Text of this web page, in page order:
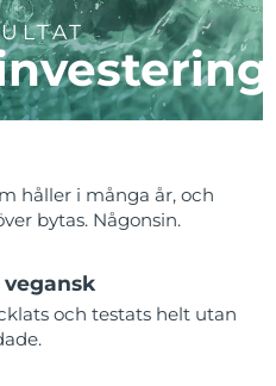
håller i många år, och
bytas. Någonsin.
och testats helt utan